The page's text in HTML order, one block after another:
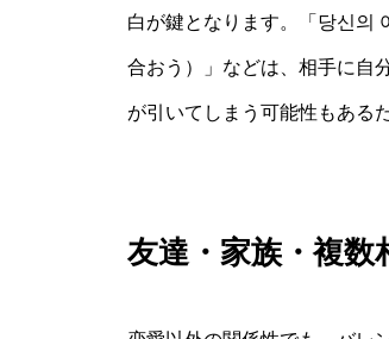
白が鍵となります。「당신의
合おう）」などは、相手に自
が引いてしまう可能性もある
友達・家族・複